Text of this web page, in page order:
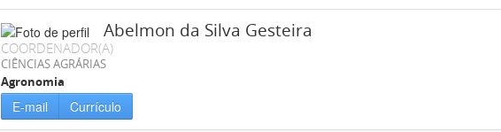
Abelmon da Silva Gesteira
COORDENADOR(A)
CIÊNCIAS AGRÁRIAS
Agronomia
E-mail Currículo